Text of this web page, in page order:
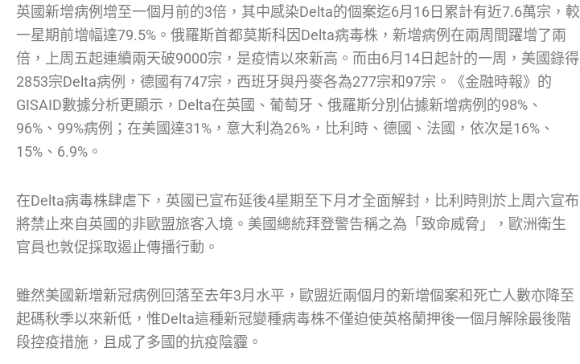
英國新增病例增至一個月前的3倍，其中感染Delta的個案迄6月16日累計有近7.6萬宗，較
一星期前增幅達79.5%。俄羅斯首都莫斯科因Delta病毒株，新增病例在兩周間躍增了兩
倍，上周五起連續兩天破9000宗，是疫情以來新高。而由6月14日起計的一周，美國錄得
2853宗Delta病例，德國有747宗，西班牙與丹麥各為277宗和97宗。《金融時報》的
GISAID數據分析更顯示，Delta在英國、葡萄牙、俄羅斯分別佔據新增病例的98%、
96%、99%病例；在美國達31%，意大利為26%，比利時、德國、法國，依次是16%、
15%、6.9%。
在Delta病毒株肆虐下，英國已宣布延後4星期至下月才全面解封，比利時則於上周六宣布
將禁止來自英國的非歐盟旅客入境。美國總統拜登警告稱之為「致命威脅」，歐洲衛生
官員也敦促採取遏止傳播行動。
雖然美國新增新冠病例回落至去年3月水平，歐盟近兩個月的新增個案和死亡人數亦降至
起碼秋季以來新低，惟Delta這種新冠變種病毒株不僅迫使英格蘭押後一個月解除最後階
段控疫措施，且成了多國的抗疫陰霾。